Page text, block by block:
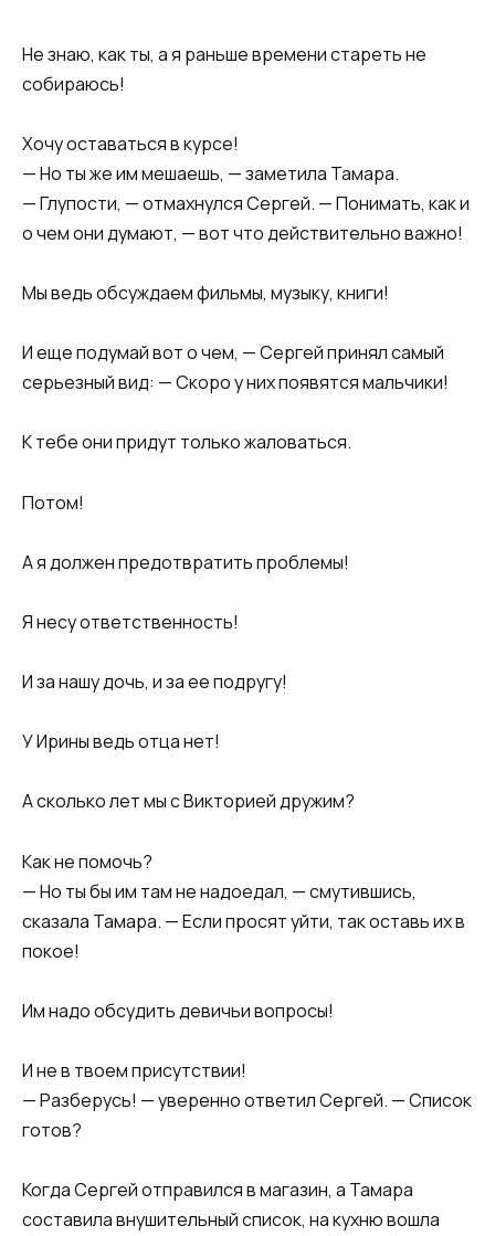
Не знаю, как ты, а я раньше времени стареть не
собираюсь!
Хочу оставаться в курсе!
— Но ты же им мешаешь, — заметила Тамара.
— Глупости, — отмахнулся Сергей. — Понимать, как и
о чем они думают, — вот что действительно важно!
Мы ведь обсуждаем фильмы, музыку, книги!
И еще подумай вот о чем, — Сергей принял самый
серьезный вид: — Скоро у них появятся мальчики!
К тебе они придут только жаловаться.
Потом!
А я должен предотвратить проблемы!
Я несу ответственность!
И за нашу дочь, и за ее подругу!
У Ирины ведь отца нет!
А сколько лет мы с Викторией дружим?
Как не помочь?
— Но ты бы им там не надоедал, — смутившись,
сказала Тамара. — Если просят уйти, так оставь их в
покое!
Им надо обсудить девичьи вопросы!
И не в твоем присутствии!
— Разберусь! — уверенно ответил Сергей. — Список
готов?
Когда Сергей отправился в магазин, а Тамара
составила внушительный список, на кухню вошла